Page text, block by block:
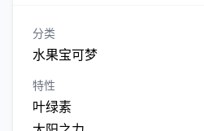
分类
水果宝可梦
特性
叶绿素